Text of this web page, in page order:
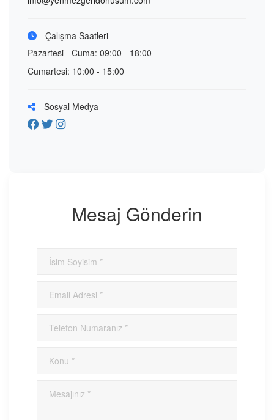
Çalışma Saatleri
Pazartesi - Cuma: 09:00 - 18:00
Cumartesi: 10:00 - 15:00
Sosyal Medya
Mesaj Gönderin